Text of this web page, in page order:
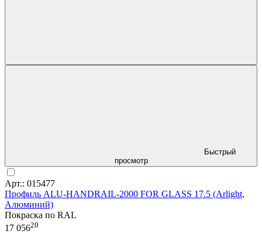
Быстрый
просмотр
Арт.: 015477
Профиль ALU-HANDRAIL-2000 FOR GLASS 17.5 (Arlight,
Алюминий)
Покраска по RAL
17 05620